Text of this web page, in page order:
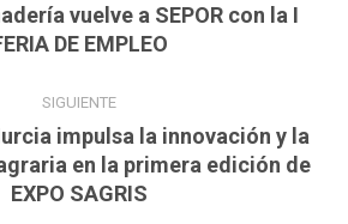
Publicación
vuelve a SEPOR con la I
DE EMPLEO
SIGUIENTE
Publicación
siguiente:
impulsa la innovación y la
en la primera edición de
EXPO SAGRIS